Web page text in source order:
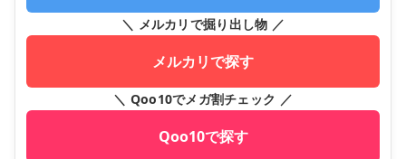
＼ メルカリで掘り出し物 ／
メルカリで探す
＼ Qoo10でメガ割チェック ／
Qoo10で探す